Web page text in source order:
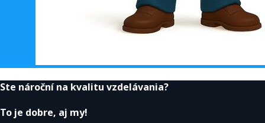
Ste nároční na kvalitu vzdelávania?
To je dobre, aj my!